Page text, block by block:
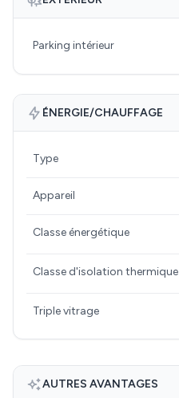
Parking intérieur
ÉNERGIE/CHAUFFAGE
Type
Appareil
Classe énergétique
Classe d'isolation thermique
Triple vitrage
AUTRES AVANTAGES